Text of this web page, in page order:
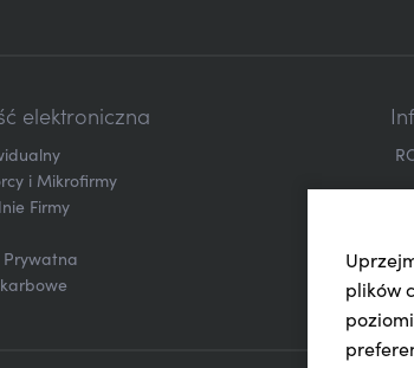
elektroniczna
i Mikrofirmy
Firmy
Prywatna
plików